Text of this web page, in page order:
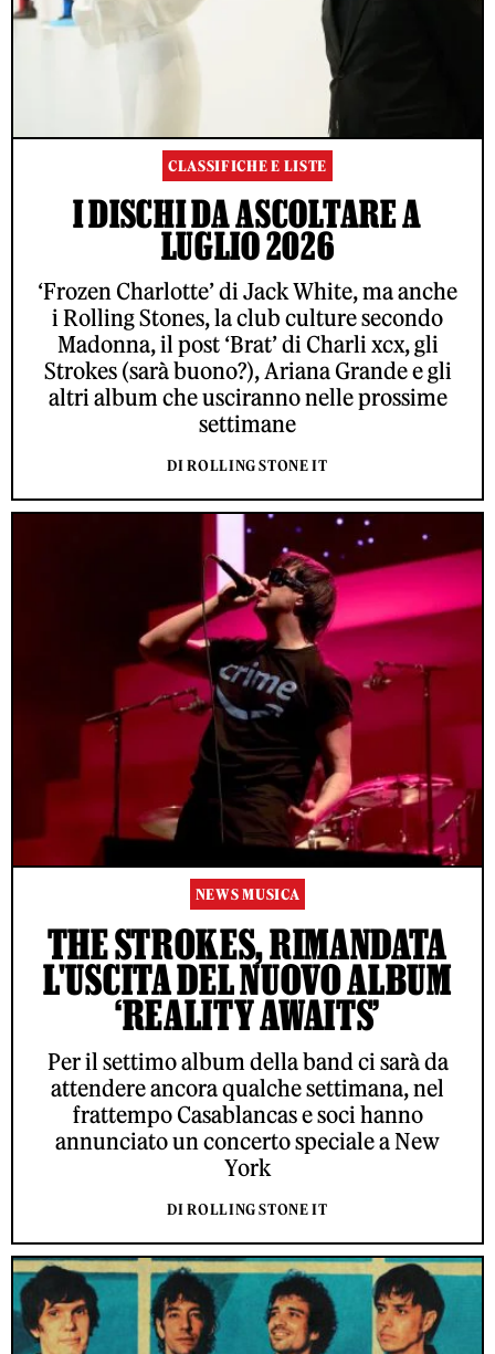
CLASSIFICHE E LISTE
I DISCHI DA ASCOLTARE A
LUGLIO 2026
‘Frozen Charlotte’ di Jack White, ma anche
i Rolling Stones, la club culture secondo
Madonna, il post ‘Brat’ di Charli xcx, gli
Strokes (sarà buono?), Ariana Grande e gli
altri album che usciranno nelle prossime
settimane
DI ROLLING STONE IT
NEWS MUSICA
THE STROKES, RIMANDATA
L'USCITA DEL NUOVO ALBUM
‘REALITY AWAITS’
Per il settimo album della band ci sarà da
attendere ancora qualche settimana, nel
frattempo Casablancas e soci hanno
annunciato un concerto speciale a New
York
DI ROLLING STONE IT